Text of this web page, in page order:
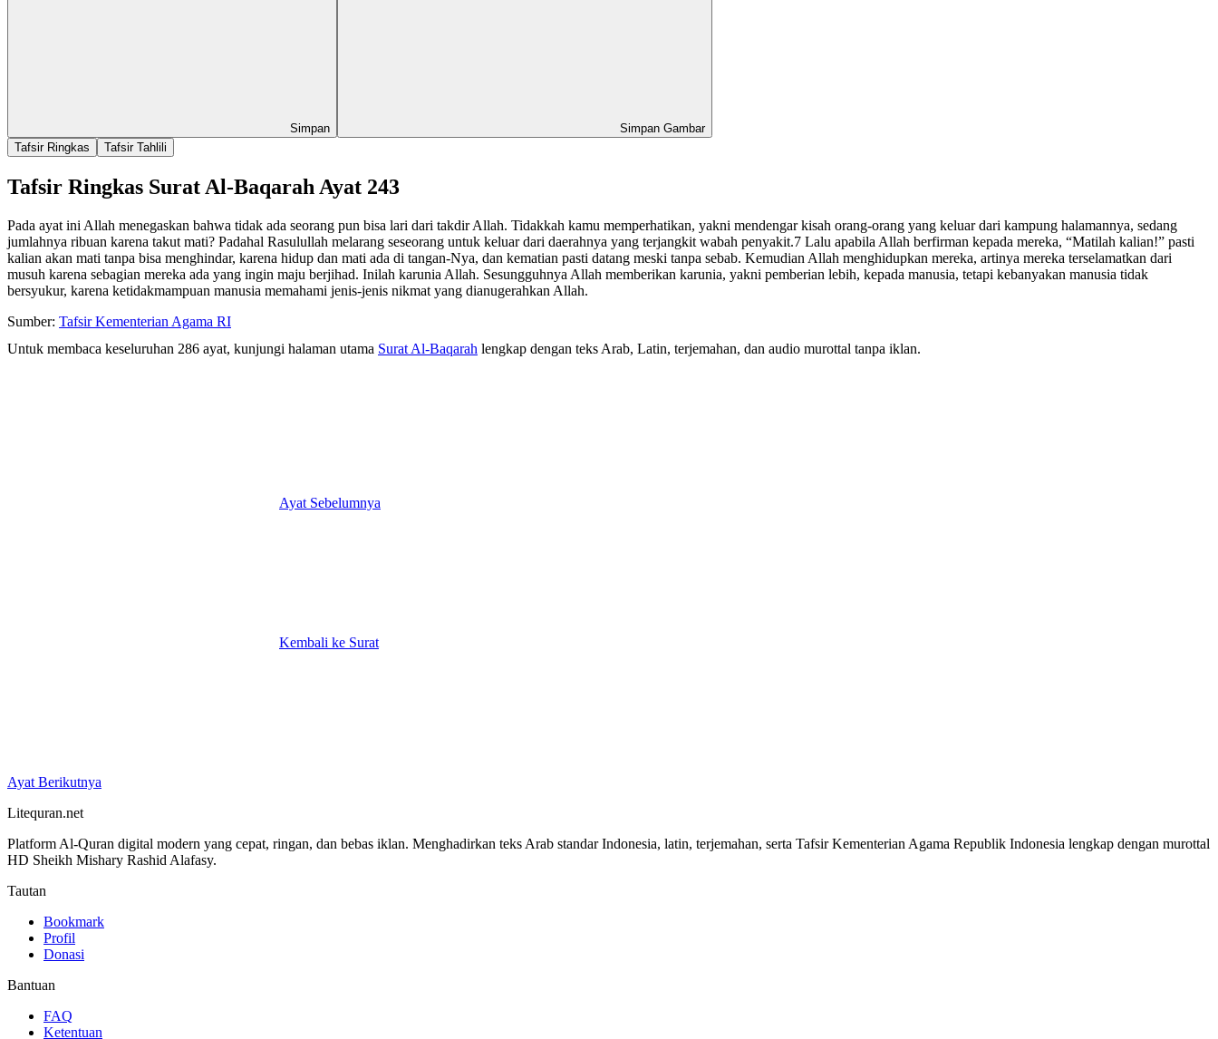
Simpan
Simpan Gambar
Tafsir Ringkas
Tafsir Tahlili
Tafsir Ringkas Surat Al-Baqarah Ayat 243
Pada ayat ini Allah menegaskan bahwa tidak ada seorang pun bisa lari dari takdir Allah. Tidakkah kamu memperhatikan, yakni mendengar kisah orang-orang yang keluar dari kampung halamannya, sedang
jumlahnya ribuan karena takut mati? Padahal Rasulullah melarang seseorang untuk keluar dari daerahnya yang terjangkit wabah penyakit.7 Lalu apabila Allah berfirman kepada mereka, “Matilah kalian!” pasti
kalian akan mati tanpa bisa menghindar, karena hidup dan mati ada di tangan-Nya, dan kematian pasti datang meski tanpa sebab. Kemudian Allah menghidupkan mereka, artinya mereka terselamatkan dari
musuh karena sebagian mereka ada yang ingin maju berjihad. Inilah karunia Allah. Sesungguhnya Allah memberikan karunia, yakni pemberian lebih, kepada manusia, tetapi kebanyakan manusia tidak
bersyukur, karena ketidakmampuan manusia memahami jenis-jenis nikmat yang dianugerahkan Allah.
Sumber: Tafsir Kementerian Agama RI
Untuk membaca keseluruhan 286 ayat, kunjungi halaman utama Surat Al-Baqarah lengkap dengan teks Arab, Latin, terjemahan, dan audio murottal tanpa iklan.
Ayat Sebelumnya
Kembali ke Surat
Ayat Berikutnya
Litequran.net
Platform Al-Quran digital modern yang cepat, ringan, dan bebas iklan. Menghadirkan teks Arab standar Indonesia, latin, terjemahan, serta Tafsir Kementerian Agama Republik Indonesia lengkap dengan murottal
HD Sheikh Mishary Rashid Alafasy.
Tautan
Bookmark
Profil
Donasi
Bantuan
FAQ
Ketentuan